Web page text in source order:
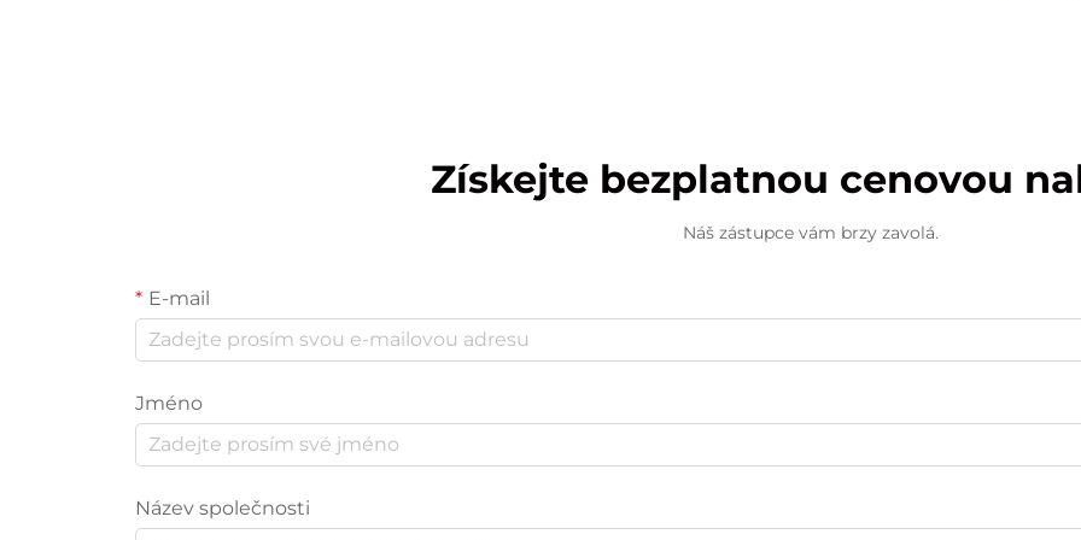
Získejte bezplatnou cenovou
Náš zástupce vám brzy zavolá.
E-mail
Jméno
Název společnosti